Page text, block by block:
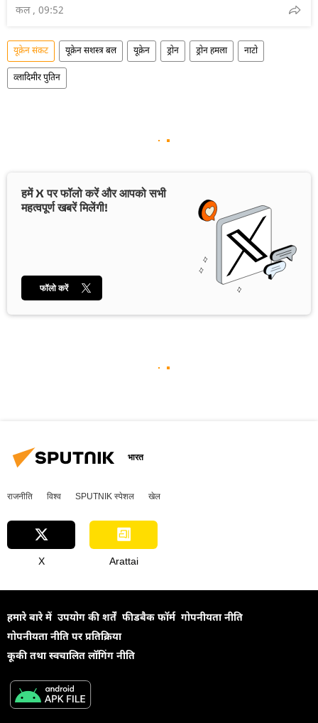
कल , 09:52
यूक्रेन संकट यूक्रेन सशस्त्र बल यूक्रेन ड्रोन ड्रोन हमला नाटो
व्लादिमीर पुतिन
हमें X पर फॉलो करें और आपको सभी
महत्वपूर्ण खबरें मिलेंगी!
फॉलो करें
भारत
राजनीति विश्व SPUTNIK स्पेशल खेल
X Arattai
हमारे बारे में उपयोग की शर्तें फीडबैक फॉर्म गोपनीयता नीति
गोपनीयता नीति पर प्रतिक्रिया
कूकी तथा स्वचालित लॉगिंग नीति